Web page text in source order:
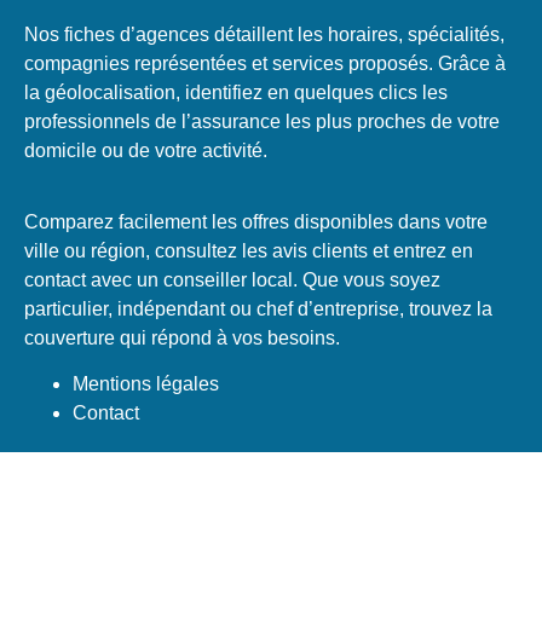
Nos fiches d’agences détaillent les horaires, spécialités,
compagnies représentées et services proposés. Grâce à
la géolocalisation, identifiez en quelques clics les
professionnels de l’assurance les plus proches de votre
domicile ou de votre activité.
Comparez facilement les offres disponibles dans votre
ville ou région, consultez les avis clients et entrez en
contact avec un conseiller local. Que vous soyez
particulier, indépendant ou chef d’entreprise, trouvez la
couverture qui répond à vos besoins.
Mentions légales
Contact